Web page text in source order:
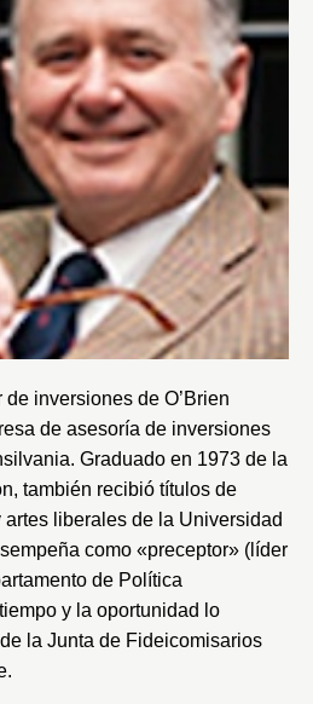
de inversiones de O’Brien
de asesoría de inversiones
Graduado en 1973 de la
, también recibió títulos de
liberales de la Universidad
como «preceptor» (líder
de Política
y la oportunidad lo
la Junta de Fideicomisarios
.